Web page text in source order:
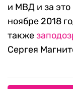
и МВД и за
ноябре 2018
также
Сергея